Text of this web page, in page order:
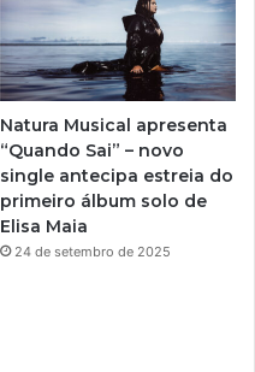
g
r
a
m
Natura Musical apresenta
“Quando Sai” – novo
single antecipa estreia do
primeiro álbum solo de
Elisa Maia
24 de setembro de 2025